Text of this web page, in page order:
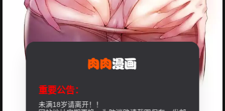
重要公告：
未满18岁请离开！！